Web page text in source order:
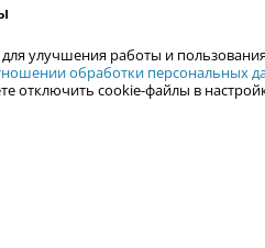
улучшения работы и
обработки персональных
отключить cookie-файлы в